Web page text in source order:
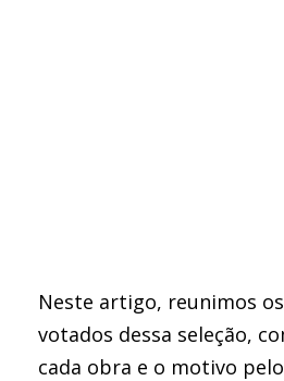
Neste artigo, reunimos
votados dessa seleção,
cada obra e o motivo